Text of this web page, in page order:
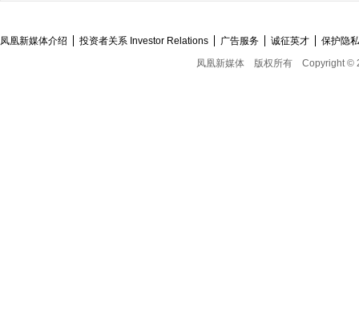
凤凰新媒体介绍 投资者关系 Investor Relations 广告服务 诚征英才
保护隐
凤凰新媒体
版权所有 Copyright ©